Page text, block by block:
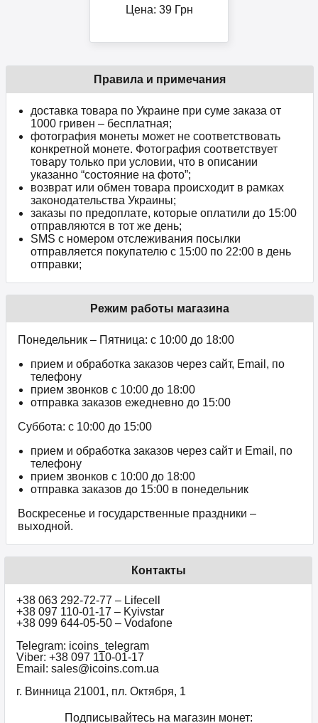
Цена: 39Грн
Правила и примечания
доставка товара по Украине при суме заказа от
1000 гривен – бесплатная;
фотография монеты может не соответствовать
конкретной монете. Фотография соответствует
товару только при условии, что в описании
указанно “состояние на фото”;
возврат или обмен товара происходит в рамках
законодательства Украины;
заказы по предоплате, которые оплатили до 15:00
отправляются в тот же день;
SMS с номером отслеживания посылки
отправляется покупателю с 15:00 по 22:00 в день
отправки;
Режим работы магазина
Понедельник – Пятница: с 10:00 до 18:00
прием и обработка заказов через сайт, Email, по
телефону
прием звонков c 10:00 до 18:00
отправка заказов ежедневно до 15:00
Суббота: с 10:00 до 15:00
прием и обработка заказов через сайт и Email, по
телефону
прием звонков c 10:00 до 18:00
отправка заказов до 15:00 в понедельник
Воскресенье и государственные праздники –
выходной.
Контакты
+38 063 292-72-77 – Lifecell
+38 097 110-01-17 – Kyivstar
+38 099 644-05-50 – Vodafone
Telegram: icoins_telegram
Viber: +38 097 110-01-17
Email: sales@icoins.com.ua
г. Винница 21001, пл. Октября, 1
Подписывайтесь на магазин монет: